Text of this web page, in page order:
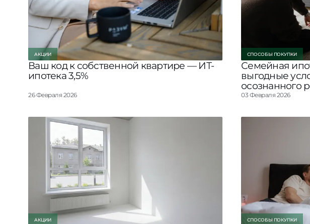
АКЦИИ
Ваш код к собственной квартире — ИТ-
ипотека 3,5%
26 Февраля 2026
СПОСОБЫ ПОКУПКИ
Семейная
выгодные
осознанного
03 Февраля 2026
АКЦИИ СПОСОБЫ ПОКУПКИ